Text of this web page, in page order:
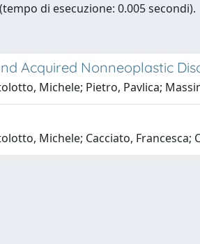
di esecuzione: 0.005 secondi).
Acquired Nonneoplastic
Michele; Pietro, Pavlica;
Michele; Cacciato,